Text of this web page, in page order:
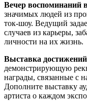
Вечер воспоминаний
значимых людей из
ток-шоу. Ведущий
случаев из карьеры,
личности на их жизнь.
Выставка
демонстрирующую
награды, связанные с
Дополните выставку
артиста о каждом